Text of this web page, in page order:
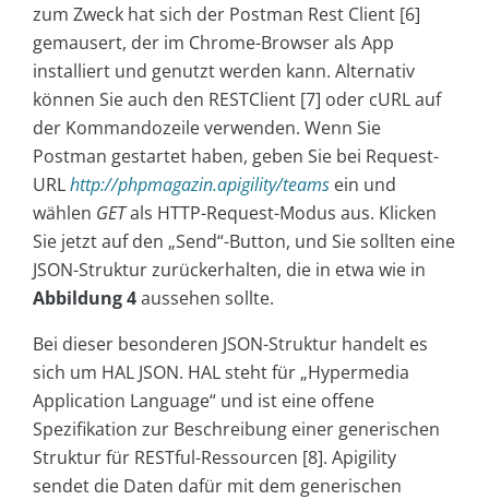
zum Zweck hat sich der Postman Rest Client [6]
gemausert, der im Chrome-Browser als App
installiert und genutzt werden kann. Alternativ
können Sie auch den RESTClient [7] oder cURL auf
der Kommandozeile verwenden. Wenn Sie
Postman gestartet haben, geben Sie bei Request-
URLhttp://phpmagazin.apigility/teams ein und
wählen GETals HTTP-Request-Modus aus. Klicken
Sie jetzt auf den „Send“-Button, und Sie sollten eine
JSON-Struktur zurückerhalten, die in etwa wie in
Abbildung 4aussehen sollte.
Bei dieser besonderen JSON-Struktur handelt es
sich um HAL JSON. HAL steht für „Hypermedia
Application Language“ und ist eine offene
Spezifikation zur Beschreibung einer generischen
Struktur für RESTful-Ressourcen [8]. Apigility
sendet die Daten dafür mit dem generischen